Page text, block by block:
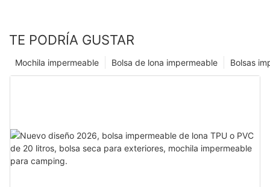
TE PODRÍA GUSTAR
Bolsas
Bolsa de lona impermeable
Mochila impermeable